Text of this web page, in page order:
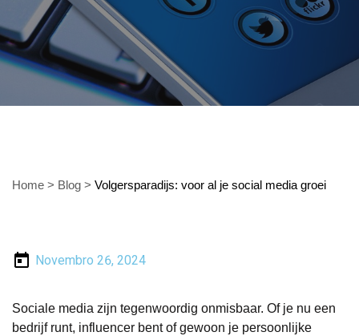
Home > Blog > Volgersparadijs: voor al je social media groei
Novembro 26, 2024
Sociale media zijn tegenwoordig onmisbaar. Of je nu een
bedrijf runt, influencer bent of gewoon je persoonlijke